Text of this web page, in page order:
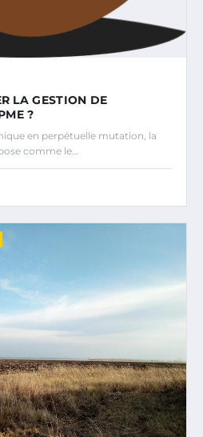
LA GESTION DE
?
en perpétuelle mutation, la
comme le…